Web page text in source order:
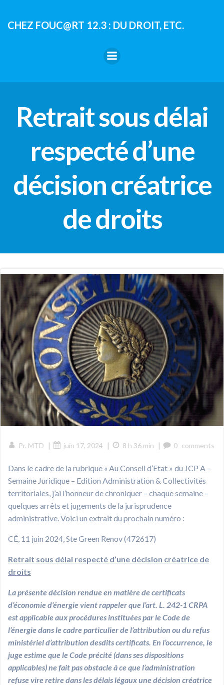
contenu
CHEZ FOUC@RT 12.3 : DU DROIT, ETC.
Retrait sous délai
respecté d’une
décision créatrice
de droits
Pr. MTD | juin 17, 2024 | 8 h 36 min | 0 comments
Dans le cadre de la rubrique « Au Conseil d’Etat » du JCP A –
Semaine Juridique – Edition Administration & Collectivités
territoriales, j’ai l’honneur de chroniquer – chaque semaine –
quelques arrêts et jugements de la jurisprudence
administrative. Voici un extrait du prochain numéro :
CÉ, 11 juin 2024, Ste Green Renov (472617)
Retrait sous délai respecté d’une décision créatrice de
droits
La présente décision rendue en matière de certificats
d’économie d’énergie vient rappeler que l’art. L. 242-1 CRPA
est applicable aux procédures instituées par le Code de
l’énergie dans le cadre particulier de l’attribution ou du refus
ministériel d’attribution desdits certificats. En l’occurrence, le
juge estime que le Code précité (dans ses dispositions
applicables) ne fait pas obstacle à ce que l’administration
refuse vire retire dans les délais légaux une décision créatrice